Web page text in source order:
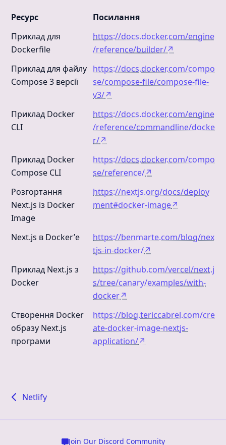
Ресурс
Посилання
Приклад для
Dockerfile
https://docs.docker.com/engine
/reference/builder/↗
Приклад для файлу
Compose 3 версії
https://docs.docker.com/compo
se/compose-file/compose-file-
v3/↗
Приклад Docker
CLI
https://docs.docker.com/engine
/reference/commandline/docke
r/↗
Приклад Docker
Compose CLI
https://docs.docker.com/compo
se/reference/↗
Розгортання
Next.js із Docker
Image
https://nextjs.org/docs/deploy
ment#docker-image↗
Next.js в Docker’е
https://benmarte.com/blog/nex
tjs-in-docker/↗
Приклад Next.js з
Docker
https://github.com/vercel/next.j
s/tree/canary/examples/with-
docker↗
Створення Docker
образу Next.js
програми
https://blog.tericcabrel.com/cre
ate-docker-image-nextjs-
application/↗
Netlify
Join Our Discord Community